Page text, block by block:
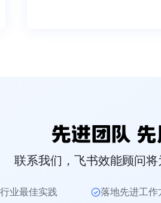
联系我们，飞书效能顾问
业最佳实践 落地先进工作